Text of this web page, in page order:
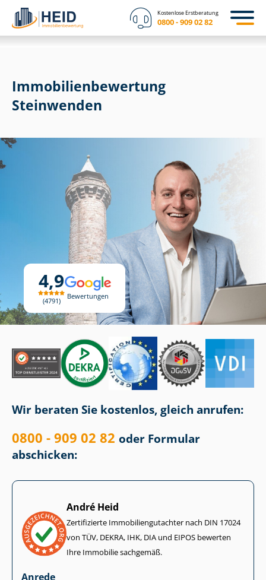
Kostenlose Erstberatung
0800 - 909 02 82
4,9
4791
Bewertungen
Immobilien­bewertung
Steinwenden
Wir beraten Sie kostenlos, gleich anrufen:
0800 - 909 02 82 oder Formular
abschicken:
André Heid
Zertifizierte Im­mo­bi­li­en­gut­ach­ter nach DIN 17024
von TÜV, DEKRA, IHK, DIA und EIPOS bewerten
Ihre Immobilie sachgemäß.
Anrede